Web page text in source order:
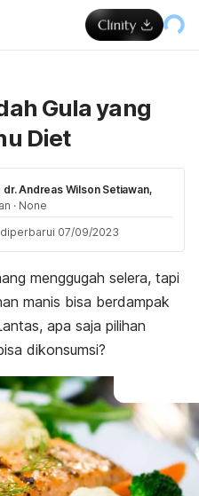
Gula yang
Diet
dr. Andreas Wilson Setiawan,
· None
07/09/2023
menggugah selera, tapi
manis bisa berdampak
apa saja pilihan
dikonsumsi?